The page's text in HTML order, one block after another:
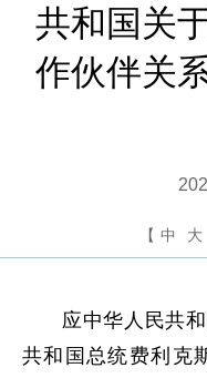
共和国关
作伙伴关
【 中 大
应中华人民共
共和国总统费利克